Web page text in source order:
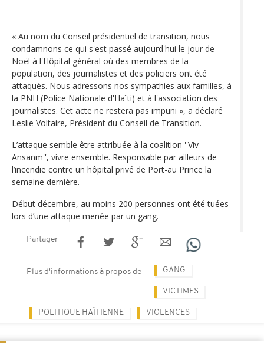
« Au nom du Conseil présidentiel de transition, nous
condamnons ce qui s'est passé aujourd'hui le jour de
Noël à l'Hôpital général où des membres de la
population, des journalistes et des policiers ont été
attaqués. Nous adressons nos sympathies aux familles, à
la PNH (Police Nationale d'Haïti) et à l'association des
journalistes. Cet acte ne restera pas impuni », a déclaré
Leslie Voltaire, Président du Conseil de Transition.
L’attaque semble être attribuée à la coalition ''Viv
Ansanm'', vivre ensemble. Responsable par ailleurs de
l’incendie contre un hôpital privé de Port-au Prince la
semaine dernière.
Début décembre, au moins 200 personnes ont été tuées
lors d’une attaque menée par un gang.
Partager
Plus d'informations à propos de GANG
VICTIMES
POLITIQUE HAÏTIENNE VIOLENCES